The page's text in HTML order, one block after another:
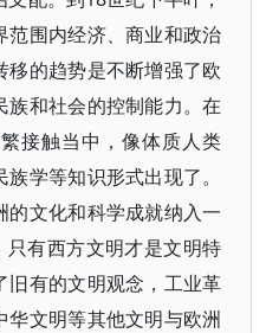
范围内经济、商业和政治
移的趋势是不断增强了欧
和社会的控制能力。在
接触当中，像体质人类
学等知识形式出现了。
的文化和科学成就纳入一
只有西方文明才是文明特
旧有的文明观念，工业革
文明等其他文明与欧洲